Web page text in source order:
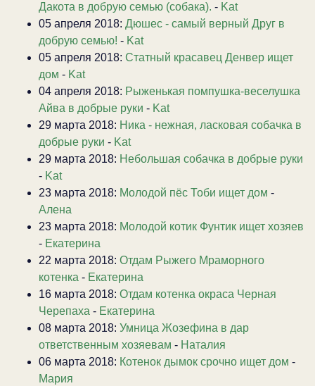
Дакота в добрую семью (собака). - Kat
05 апреля 2018: Дюшес - самый верный Друг в
добрую семью! - Kat
05 апреля 2018: Статный красавец Денвер ищет
дом - Kat
04 апреля 2018: Рыженькая помпушка-веселушка
Айва в добрые руки - Kat
29 марта 2018: Ника - нежная, ласковая собачка в
добрые руки - Kat
29 марта 2018: Небольшая собачка в добрые руки
- Kat
23 марта 2018: Молодой пёс Тоби ищет дом -
Алена
23 марта 2018: Молодой котик Фунтик ищет хозяев
- Екатерина
22 марта 2018: Отдам Рыжего Мраморного
котенка - Екатерина
16 марта 2018: Отдам котенка окраса Черная
Черепаха - Екатерина
08 марта 2018: Умница Жозефина в дар
ответственным хозяевам - Наталия
06 марта 2018: Котенок дымок срочно ищет дом -
Мария